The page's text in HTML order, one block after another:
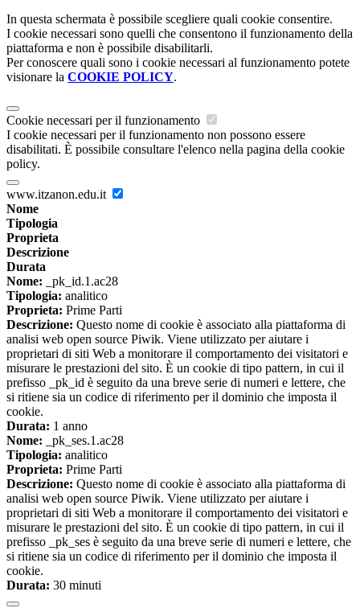
In questa schermata è possibile scegliere quali cookie consentire.
I cookie necessari sono quelli che consentono il funzionamento della
piattaforma e non è possibile disabilitarli.
Per conoscere quali sono i cookie necessari al funzionamento potete
visionare la COOKIE POLICY.
Cookie necessari per il funzionamento
I cookie necessari per il funzionamento non possono essere
disabilitati. È possibile consultare l'elenco nella pagina della cookie
policy.
www.itzanon.edu.it
Nome
Tipologia
Proprieta
Descrizione
Durata
Nome: _pk_id.1.ac28
Tipologia: analitico
Proprieta: Prime Parti
Descrizione: Questo nome di cookie è associato alla piattaforma di
analisi web open source Piwik. Viene utilizzato per aiutare i
proprietari di siti Web a monitorare il comportamento dei visitatori e
misurare le prestazioni del sito. È un cookie di tipo pattern, in cui il
prefisso _pk_id è seguito da una breve serie di numeri e lettere, che
si ritiene sia un codice di riferimento per il dominio che imposta il
cookie.
Durata: 1 anno
Nome: _pk_ses.1.ac28
Tipologia: analitico
Proprieta: Prime Parti
Descrizione: Questo nome di cookie è associato alla piattaforma di
analisi web open source Piwik. Viene utilizzato per aiutare i
proprietari di siti Web a monitorare il comportamento dei visitatori e
misurare le prestazioni del sito. È un cookie di tipo pattern, in cui il
prefisso _pk_ses è seguito da una breve serie di numeri e lettere, che
si ritiene sia un codice di riferimento per il dominio che imposta il
cookie.
Durata: 30 minuti